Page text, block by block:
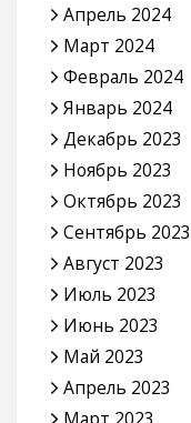
Апрель 2024
Март 2024
Февраль 2024
Январь 2024
Декабрь 2023
Ноябрь 2023
Октябрь 2023
Сентябрь 2023
Август 2023
Июль 2023
Июнь 2023
Май 2023
Апрель 2023